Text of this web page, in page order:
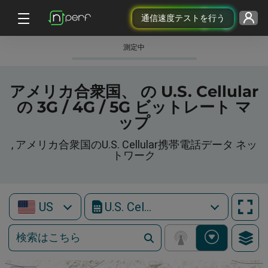
通信速度テストを行う
測定中
アメリカ合衆国、 の U.S. Cellular
の 3G / 4G / 5G ビットレート マ
ップ
, アメリカ合衆国のU.S. Cellular携帯電話データ ネッ
トワーク
US U.S. Cellular